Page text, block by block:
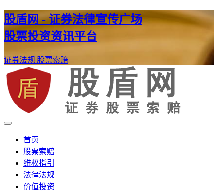
股盾网 - 证券法律宣传广场
股票投资资讯平台
证券法规 股票索赔
股盾网
证券股票维权网
首页
股票索赔
维权指引
法律法规
价值投资